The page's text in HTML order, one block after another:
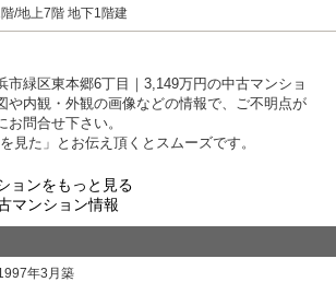
/地上7階 地下1階建
市緑区東本郷6丁目｜3,149万円の中古マンショ
や内観・外観の画像などの情報で、ご不明点が
問合せ下さい。
見た」とお伝え頂くとスムーズです。
ョンをもっと見る
マンション情報
年3月築